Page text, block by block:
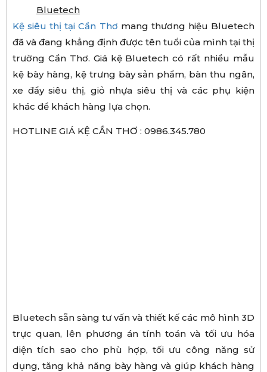
Bluetech
Kệ siêu thị tại Cần Thơ mang thương hiệu Bluetech
đã và đang khẳng định được tên tuổi của mình tại thị
trường Cần Thơ. Giá kệ Bluetech có rất nhiều mẫu
kệ bày hàng, kệ trưng bày sản phẩm, bàn thu ngân,
xe đẩy siêu thị, giỏ nhựa siêu thị và các phụ kiện
khác để khách hàng lựa chọn.
HOTLINE GIÁ KỆ CẦN THƠ : 0986.345.780
Bluetech sẵn sàng tư vấn và thiết kế các mô hình 3D
trực quan, lên phương án tính toán và tối ưu hóa
diện tích sao cho phù hợp, tối ưu công năng sử
dụng, tăng khả năng bày hàng và giúp khách hàng